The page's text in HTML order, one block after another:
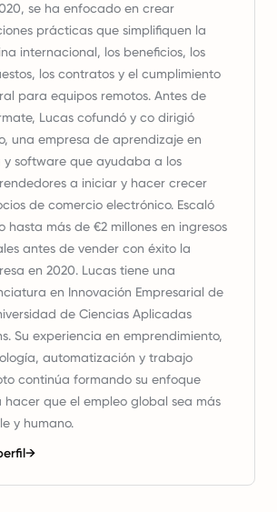
se ha enfocado en crear
prácticas que simplifiquen la
internacional, los beneficios, los
los contratos y el cumplimiento
para equipos remotos. Antes de
Lucas cofundó y co dirigió
una empresa de aprendizaje en
y software que ayudaba a los
a iniciar y hacer crecer
de comercio electrónico. Escaló
hasta más de €2 millones en ingresos
antes de vender con éxito la
en 2020. Lucas tiene una
en Innovación Empresarial de
de Ciencias Aplicadas
Su experiencia en emprendimiento,
automatización y trabajo
continúa formando su enfoque
hacer que el empleo global sea más
y humano.
→